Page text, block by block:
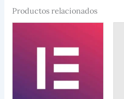
Productos relacionados